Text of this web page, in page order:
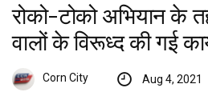
रोको-टोको अभियान के
वालों के विरूध्द की गई
Corn City Aug 4, 2021